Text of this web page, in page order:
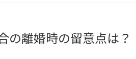
の離婚時の留意点は？